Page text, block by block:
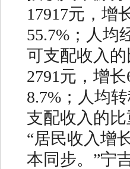
17917元，增
55.7%；人均
可支配收入
2791元，增
8.7%；人均
支配收入的比
“居民收入增
本同步。”宁